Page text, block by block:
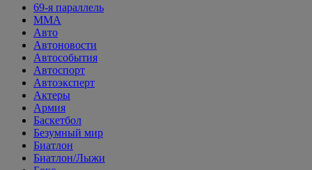
69-я параллель
MMA
Авто
Автоновости
Автособытия
Автоспорт
Автоэксперт
Актеры
Армия
Баскетбол
Безумный мир
Биатлон
Биатлон/Лыжи